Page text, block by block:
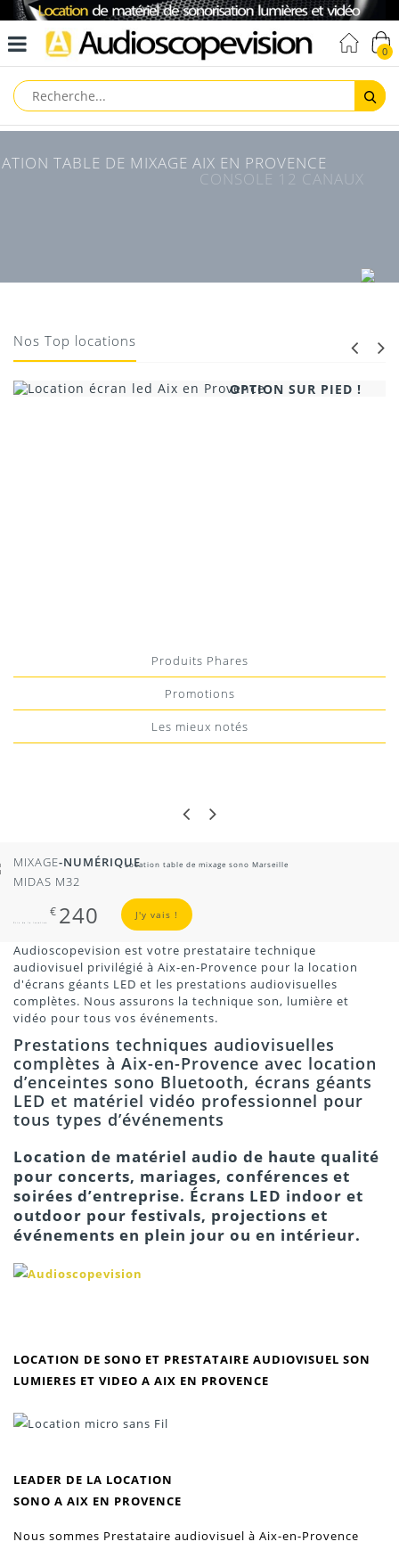
0
LOCATION TABLE DE MIXAGE AIX EN PROVENCE
Nos Top locations
LOCATION ÉCRAN LED
OPTION SUR PIED !
Produits Phares
Promotions
Les mieux notés
Location Pupitre de conférence plexiglas
66,00 €
Location Vidéoprojecteur 8700 lumens Epson forte
puissance
900,00 € 750,00 €
Moquette sous Polyane
6,00 €
MIXAGE-NUMÉRIQUE
MIDAS M32
Prix de la location
€ 240 J'y vais !
Audioscopevision est votre prestataire technique
audiovisuel privilégié à Aix-en-Provence pour la location
d'écrans géants LED et les prestations audiovisuelles
complètes. Nous assurons la technique son, lumière et
vidéo pour tous vos événements.
Prestations techniques audiovisuelles
complètes à Aix-en-Provence avec location
d’enceintes sono Bluetooth, écrans géants
LED et matériel vidéo professionnel pour
tous types d’événements
Location de matériel audio de haute qualité
pour concerts, mariages, conférences et
soirées d’entreprise. Écrans LED indoor et
outdoor pour festivals, projections et
événements en plein jour ou en intérieur.
LOCATION DE SONO ET PRESTATAIRE AUDIOVISUEL SON
LUMIERES ET VIDEO A AIX EN PROVENCE
LEADER DE LA LOCATION
SONO A AIX EN PROVENCE
Nous sommes Prestataire audiovisuel à Aix-en-Provence